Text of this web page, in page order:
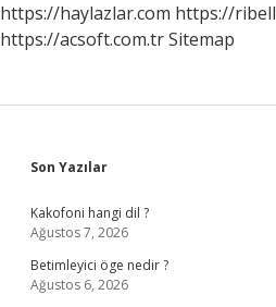
https://haylazlar.com https://
https://acsoft.com.trSitemap
Sidebar
Son Yazılar
Kakofoni hangi dil ?
Ağustos 7, 2026
Betimleyici öge nedir ?
Ağustos 6, 2026